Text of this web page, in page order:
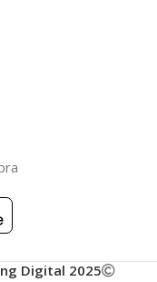
Digital 2025